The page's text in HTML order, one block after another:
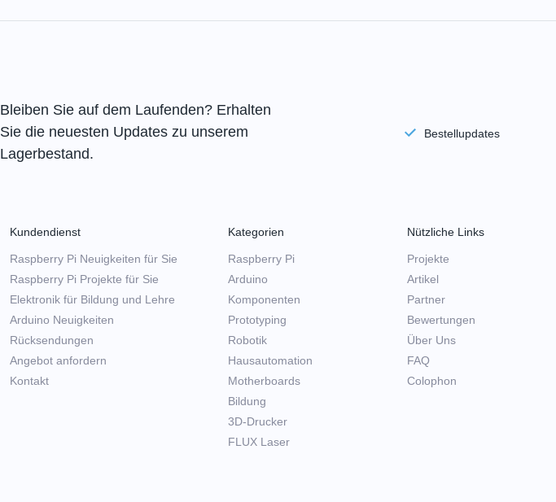
Bleiben Sie auf dem Laufenden? Erhalten
Sie die neuesten Updates zu unserem
Lagerbestand.
Bestellupdates
Kundendienst
Raspberry Pi Neuigkeiten für Sie
Raspberry Pi Projekte für Sie
Elektronik für Bildung und Lehre
Arduino Neuigkeiten
Rücksendungen
Angebot anfordern
Kontakt
Kategorien
Raspberry Pi
Arduino
Komponenten
Prototyping
Robotik
Hausautomation
Motherboards
Bildung
3D-Drucker
FLUX Laser
Nützliche Links
Projekte
Artikel
Partner
Bewertungen
Über Uns
FAQ
Colophon